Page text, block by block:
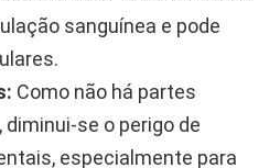
sanguínea e pode
Como não há partes
se o perigo de
especialmente para